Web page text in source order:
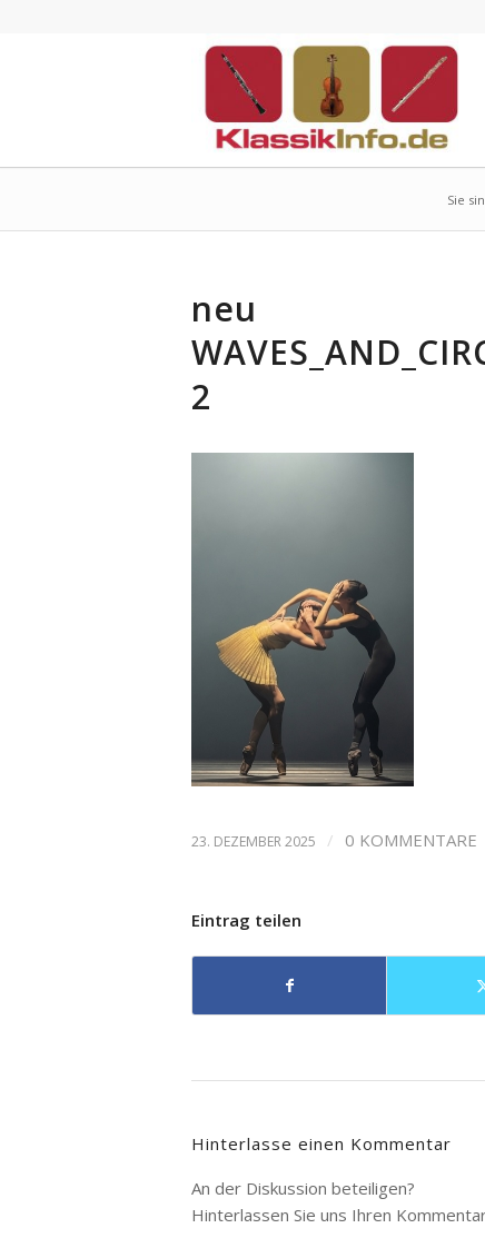
Sie
neu
2
23. DEZEMBER 2025 / 0 KOMMENTARE
Eintrag teilen
Hinterlasse einen Kommentar
An der Diskussion beteiligen?
Hinterlassen Sie uns Ihren